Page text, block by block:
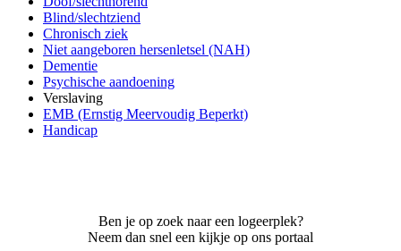
Blind/slechtziend
Chronisch ziek
Niet aangeboren hersenletsel (NAH)
Dementie
Psychische aandoening
Verslaving
EMB (Ernstig Meervoudig Beperkt)
Handicap
Ben je op zoek naar een logeerplek?
Neem dan snel een kijkje op ons portaal